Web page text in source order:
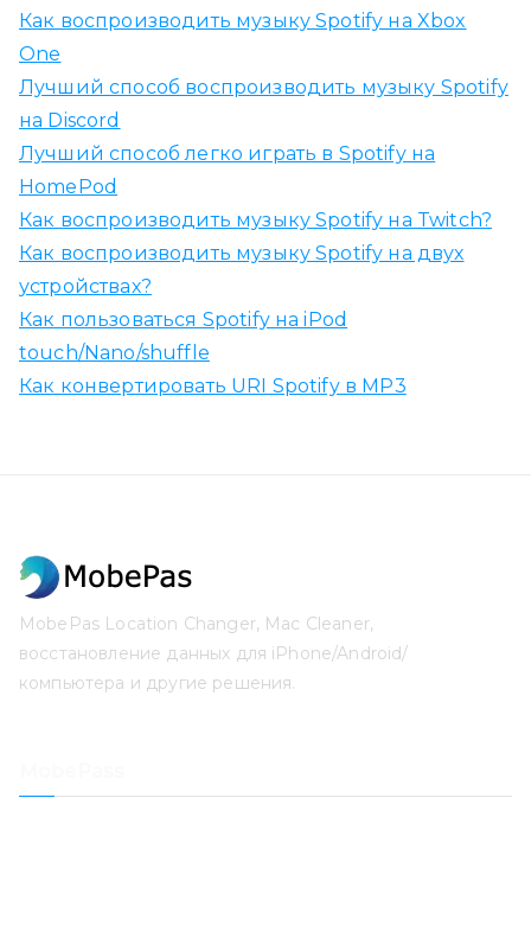
Как воспроизводить музыку Spotify на Xbox
One
Лучший способ воспроизводить музыку Spotify
на Discord
Лучший способ легко играть в Spotify на
HomePod
Как воспроизводить музыку Spotify на Twitch?
Как воспроизводить музыку Spotify на двух
устройствах?
Как пользоваться Spotify на iPod
touch/Nano/shuffle
Как конвертировать URI Spotify в MP3
MobePas Location Changer, Mac Cleaner,
восстановление данных для iPhone/Android/
компьютера и другие решения.